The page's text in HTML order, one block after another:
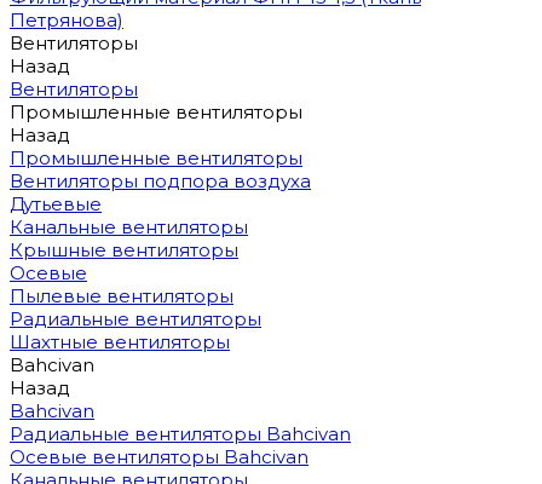
Петрянова)
Вентиляторы
Назад
Вентиляторы
Промышленные вентиляторы
Назад
Промышленные вентиляторы
Вентиляторы подпора воздуха
Дутьевые
Канальные вентиляторы
Крышные вентиляторы
Осевые
Пылевые вентиляторы
Радиальные вентиляторы
Шахтные вентиляторы
Bahcivan
Назад
Bahcivan
Радиальные вентиляторы Bahcivan
Осевые вентиляторы Bahcivan